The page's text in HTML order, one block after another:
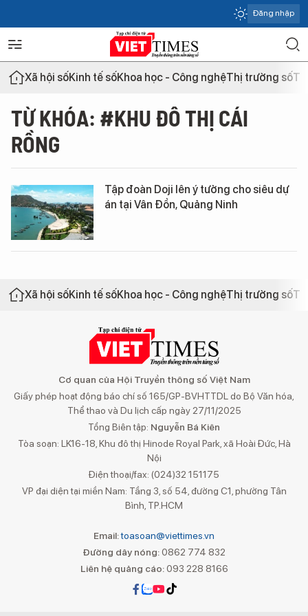
Đăng nhập
Xã hội sốKinh tế sốKhoa học - Công nghệThị trường số
TỪ KHÓA: #KHU ĐÔ THỊ CÁI
RỒNG
Tập đoàn Doji lên ý tưởng cho siêu dự
án tại Vân Đồn, Quảng Ninh
Xã hội sốKinh tế sốKhoa học - Công nghệThị trường số
Cơ quan của Hội Truyền thông số Việt Nam
Giấy phép hoạt động báo chí số 165/GP-BVHTTDL do Bộ Văn hóa,
Thể thao và Du lịch cấp ngày 27/11/2025
Tổng Biên tập: Nguyễn Bá Kiên
Tòa soạn: LK16-18, Khu đô thị Hinode Royal Park, xã Hoài Đức, Hà
Nội
Điện thoại/fax: (024)32 151175
VP đại diện tại miền Nam: Tầng 3, số 54, đường C1, phường Tân
Bình, TP.HCM
Email:toasoan@viettimes.vn
Đường dây nóng: 0862 774 832
Liên hệ quảng cáo:093 228 8166